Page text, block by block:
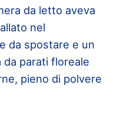
da letto aveva
nel
da spostare e un
da parati floreale
pieno di polvere